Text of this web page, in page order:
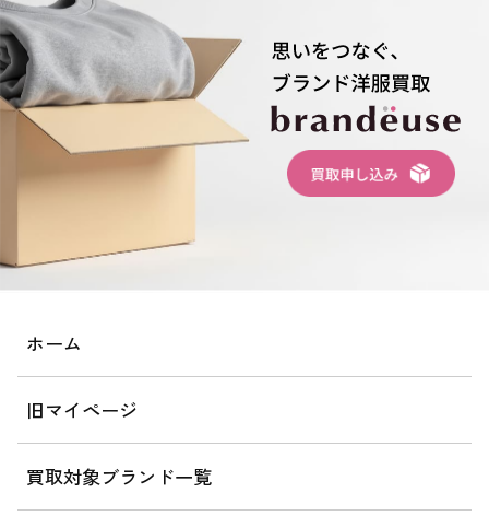
ホーム
旧マイページ
買取対象ブランド一覧